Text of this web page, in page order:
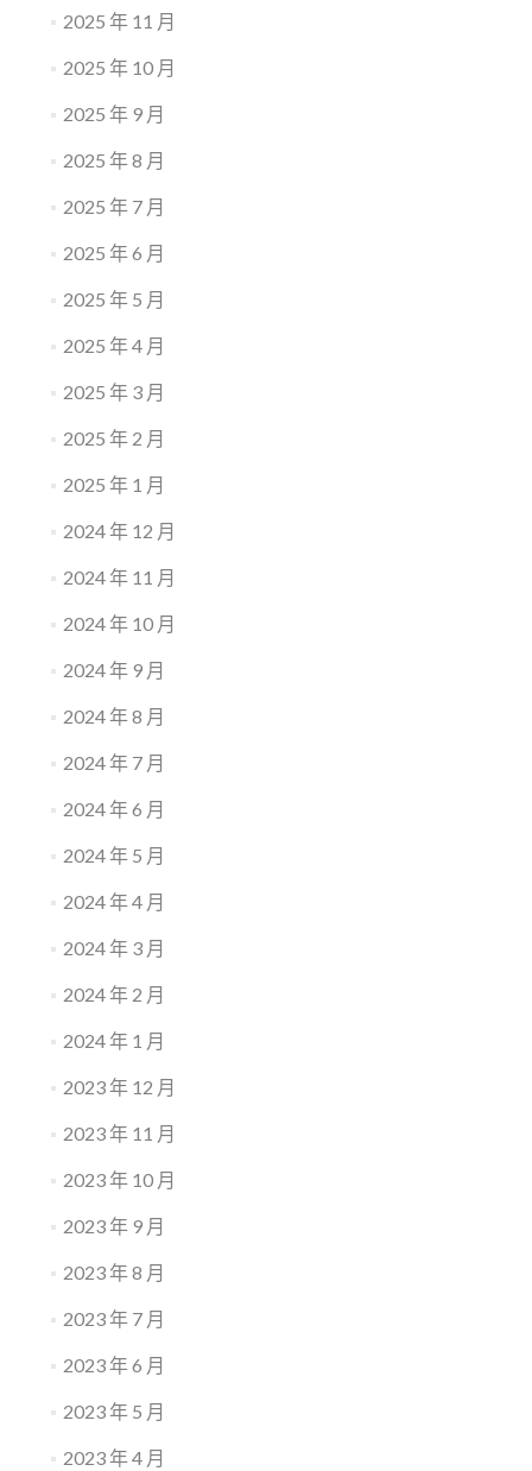
2025 年 11 月
2025 年 10 月
2025 年 9 月
2025 年 8 月
2025 年 7 月
2025 年 6 月
2025 年 5 月
2025 年 4 月
2025 年 3 月
2025 年 2 月
2025 年 1 月
2024 年 12 月
2024 年 11 月
2024 年 10 月
2024 年 9 月
2024 年 8 月
2024 年 7 月
2024 年 6 月
2024 年 5 月
2024 年 4 月
2024 年 3 月
2024 年 2 月
2024 年 1 月
2023 年 12 月
2023 年 11 月
2023 年 10 月
2023 年 9 月
2023 年 8 月
2023 年 7 月
2023 年 6 月
2023 年 5 月
2023 年 4 月